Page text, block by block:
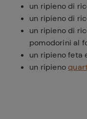
un ripieno di
un ripieno di
un ripieno di
pomodorini al
un ripieno feta
un ripieno